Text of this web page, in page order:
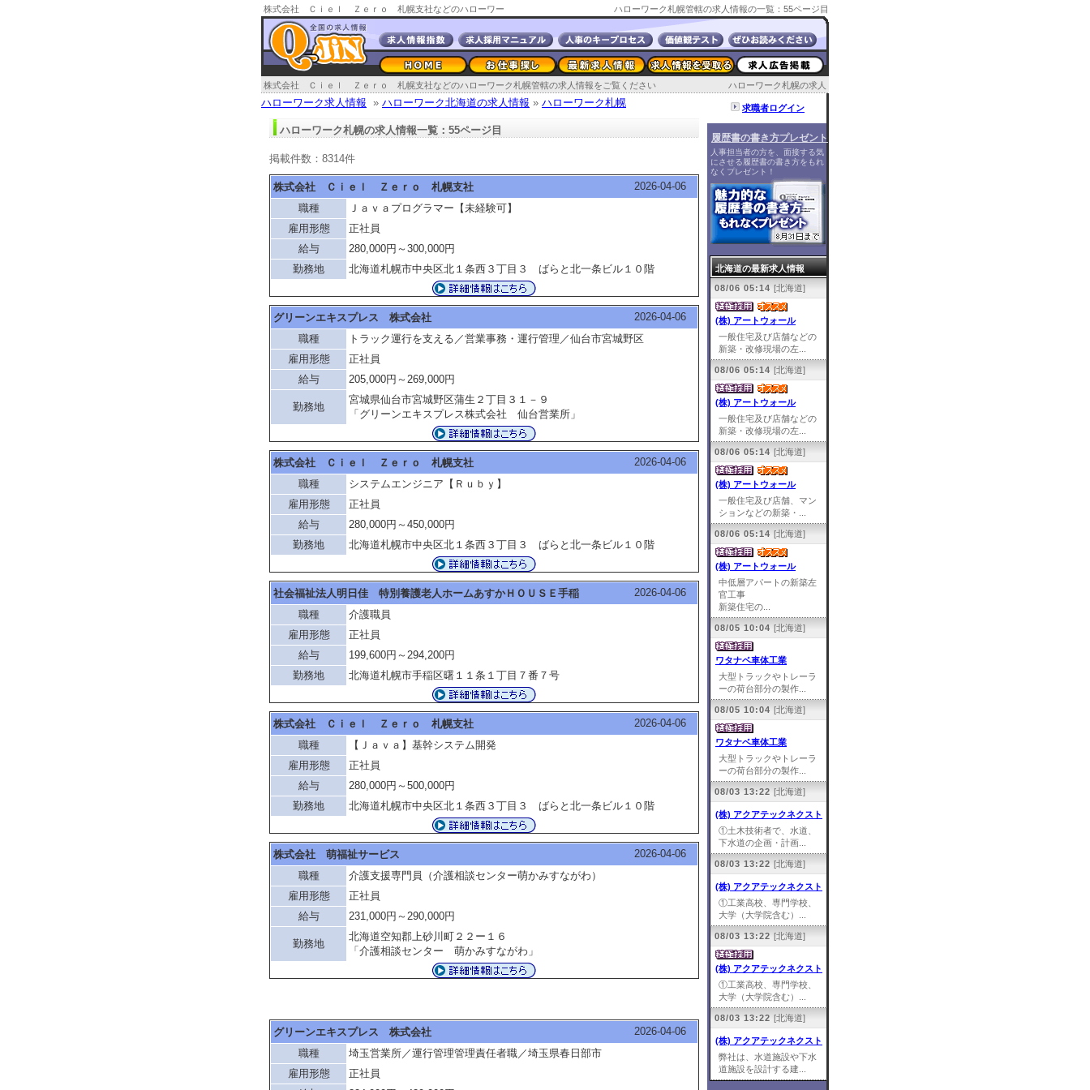
株式会社 Ｃｉｅｌ Ｚｅｒｏ 札幌支社などのハローワー
ク札幌求人情報
ハローワーク札幌管轄の求人情報の一覧：55ページ目
ハローワーク札幌の求人
株式会社 Ｃｉｅｌ Ｚｅｒｏ 札幌支社などのハローワーク札幌管轄の求人情報をご覧ください
ハローワーク求人情報 » ハローワーク北海道の求人情報 » ハローワーク札幌
ハローワーク札幌の求人情報一覧：55ページ目
掲載件数：8314件
株式会社 Ｃｉｅｌ Ｚｅｒｏ 札幌支社
2026-04-06
職種
Ｊａｖａプログラマー【未経験可】
雇用形態
正社員
給与
280,000円～300,000円
勤務地
北海道札幌市中央区北１条西３丁目３ ばらと北一条ビル１０階
グリーンエキスプレス 株式会社
2026-04-06
職種
トラック運行を支える／営業事務・運行管理／仙台市宮城野区
雇用形態
正社員
給与
205,000円～269,000円
勤務地
宮城県仙台市宮城野区蒲生２丁目３１－９
「グリーンエキスプレス株式会社 仙台営業所」
株式会社 Ｃｉｅｌ Ｚｅｒｏ 札幌支社
2026-04-06
職種
システムエンジニア【Ｒｕｂｙ】
雇用形態
正社員
給与
280,000円～450,000円
勤務地
北海道札幌市中央区北１条西３丁目３ ばらと北一条ビル１０階
社会福祉法人明日佳 特別養護老人ホームあすかＨＯＵＳＥ手稲
2026-04-06
職種
介護職員
雇用形態
正社員
給与
199,600円～294,200円
勤務地
北海道札幌市手稲区曙１１条１丁目７番７号
株式会社 Ｃｉｅｌ Ｚｅｒｏ 札幌支社
2026-04-06
職種
【Ｊａｖａ】基幹システム開発
雇用形態
正社員
給与
280,000円～500,000円
勤務地
北海道札幌市中央区北１条西３丁目３ ばらと北一条ビル１０階
株式会社 萌福祉サービス
2026-04-06
職種
介護支援専門員（介護相談センター萌かみすながわ）
雇用形態
正社員
給与
231,000円～290,000円
勤務地
北海道空知郡上砂川町２２ー１６
「介護相談センター 萌かみすながわ」
グリーンエキスプレス 株式会社
2026-04-06
職種
埼玉営業所／運行管理管理責任者職／埼玉県春日部市
雇用形態
正社員
求職者ログイン
履歴書の書き方プレゼント
人事担当者の方を、面接する気
にさせる履歴書の書き方をもれ
なくプレゼント！
北海道の最新求人情報
08/06 05:14 [北海道]
(株) アートウォール
一般住宅及び店舗などの
新築・改修現場の左...
08/06 05:14 [北海道]
(株) アートウォール
一般住宅及び店舗などの
新築・改修現場の左...
08/06 05:14 [北海道]
(株) アートウォール
一般住宅及び店舗、マン
ションなどの新築・...
08/06 05:14 [北海道]
(株) アートウォール
中低層アパートの新築左
官工事
新築住宅の...
08/05 10:04 [北海道]
ワタナベ車体工業
大型トラックやトレーラ
ーの荷台部分の製作...
08/05 10:04 [北海道]
ワタナベ車体工業
大型トラックやトレーラ
ーの荷台部分の製作...
08/03 13:22 [北海道]
(株) アクアテックネクスト
①土木技術者で、水道、
下水道の企画・計画...
08/03 13:22 [北海道]
(株) アクアテックネクスト
①工業高校、専門学校、
大学（大学院含む）...
08/03 13:22 [北海道]
(株) アクアテックネクスト
①工業高校、専門学校、
大学（大学院含む）...
08/03 13:22 [北海道]
(株) アクアテックネクスト
弊社は、水道施設や下水
道施設を設計する建...